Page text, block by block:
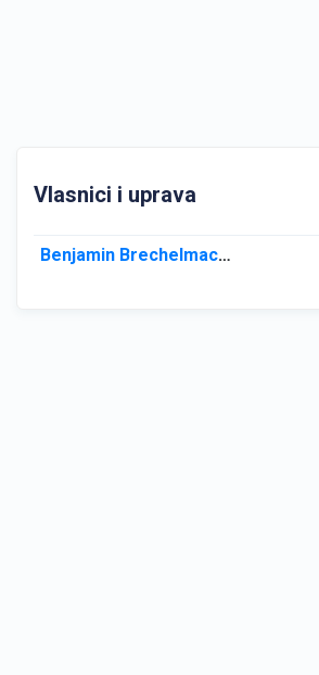
Vlasnici i uprava
Benjamin Brechelmacher